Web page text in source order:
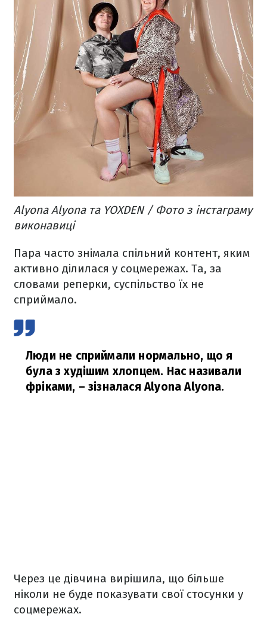
Alyona Alyona та YOXDEN / Фото з інстаграму
виконавиці
Пара часто знімала спільний контент, яким
активно ділилася у соцмережах. Та, за
словами реперки, суспільство їх не
сприймало.
Люди не сприймали нормально, що я
була з худішим хлопцем. Нас називали
фріками, – зізналася Alyona Alyona.
Через це дівчина вирішила, що більше
ніколи не буде показувати свої стосунки у
соцмережах.